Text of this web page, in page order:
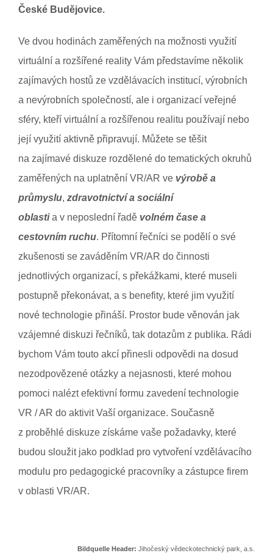
České Budějovice.
Ve dvou hodinách zaměřených na možnosti využití
virtuální a rozšířené reality Vám představíme několik
zajímavých hostů ze vzdělávacích institucí, výrobních
a nevýrobních společností, ale i organizací veřejné
sféry, kteří virtuální a rozšířenou realitu používají nebo
její využití aktivně připravují. Můžete se těšit
na zajímavé diskuze rozdělené do tematických okruhů
zaměřených na uplatnění VR/AR ve výrobě a
průmyslu, zdravotnictví a sociální
oblasti a v neposlední řadě volném čase a
cestovním ruchu. Přítomní řečníci se podělí o své
zkušenosti se zaváděním VR/AR do činnosti
jednotlivých organizací, s překážkami, které museli
postupně překonávat, a s benefity, které jim využití
nové technologie přináší. Prostor bude věnován jak
vzájemné diskuzi řečníků, tak dotazům z publika. Rádi
bychom Vám touto akcí přinesli odpovědi na dosud
nezodpovězené otázky a nejasnosti, které mohou
pomoci nalézt efektivní formu zavedení technologie
VR / AR do aktivit Vaší organizace. Současně
z proběhlé diskuze získáme vaše požadavky, které
budou sloužit jako podklad pro vytvoření vzdělávacího
modulu pro pedagogické pracovníky a zástupce firem
v oblasti VR/AR.
Bildquelle Header: Jihočeský vědeckotechnický park, a.s.